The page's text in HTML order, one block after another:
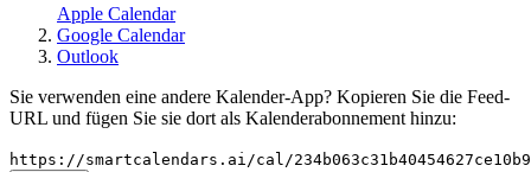
Apple Calendar
Google Calendar
Outlook
Sie verwenden eine andere Kalender-App? Kopieren Sie die Feed-
URL und fügen Sie sie dort als Kalenderabonnement hinzu:
https://smartcalendars.ai/cal/